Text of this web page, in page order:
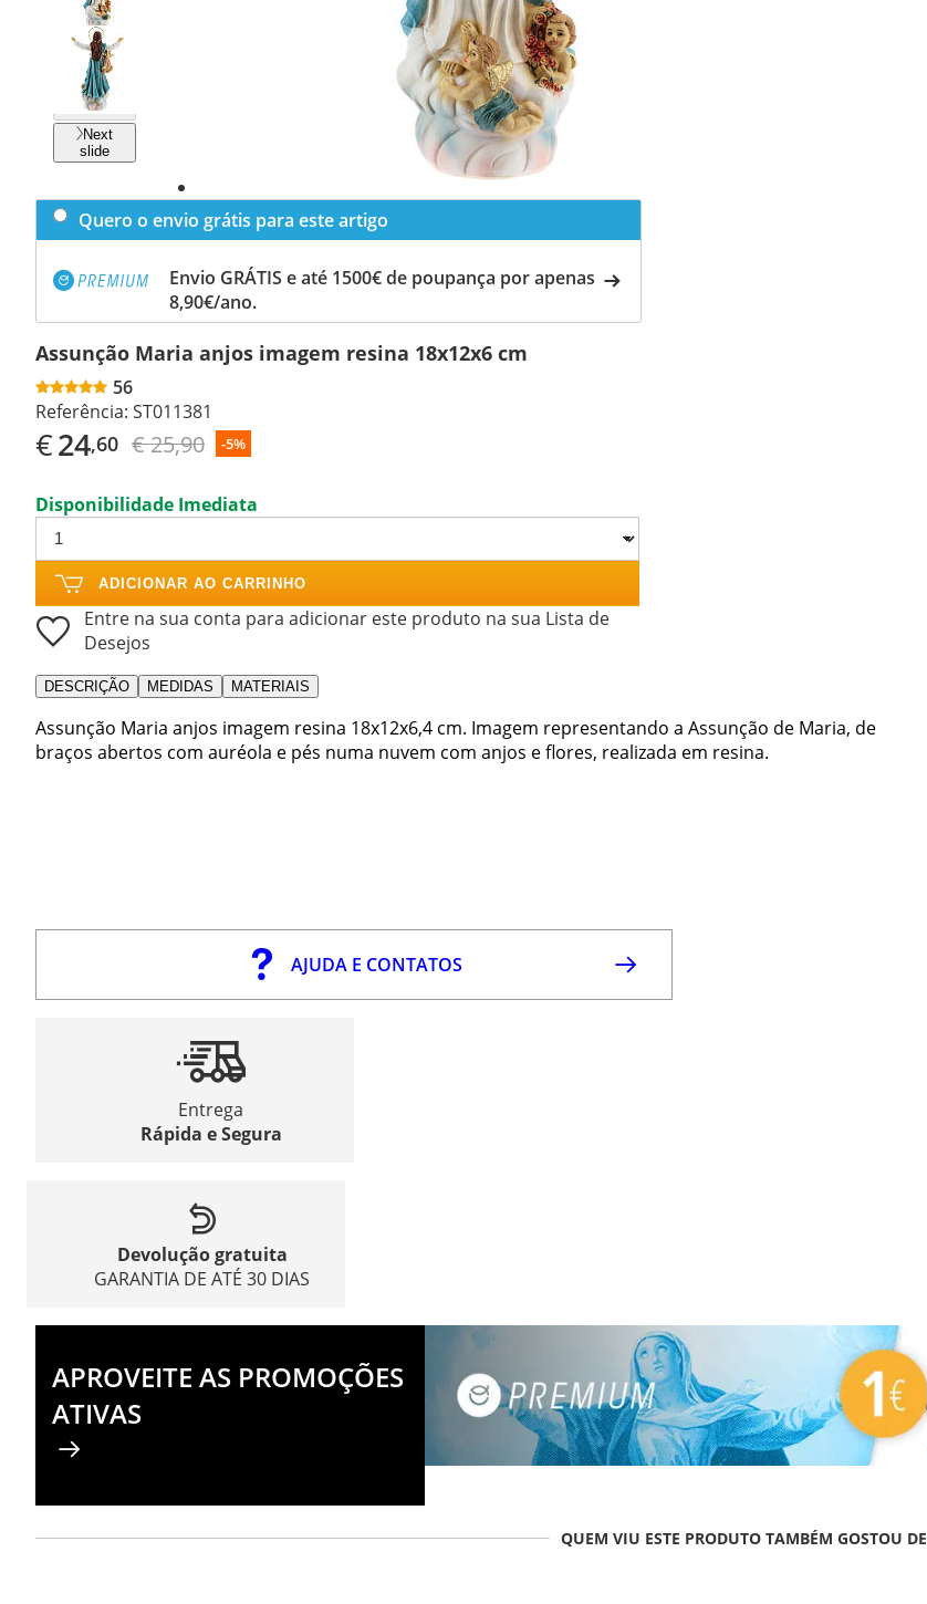
Previous
slide
Next
slide
Quero o envio grátis para este artigo
Envio GRÁTIS e até 1500€ de poupança por apenas
8,90€/ano.
Assunção Maria anjos imagem resina 18x12x6 cm
56
Referência: ST011381
€24,60 € 25,90 -5%
Disponibilidade Imediata
ADICIONAR AO CARRINHO
Entre na sua conta para adicionar este produto na sua Lista de
Desejos
DESCRIÇÃO MEDIDAS MATERIAIS
Assunção Maria anjos imagem resina 18x12x6,4 cm. Imagem representando a Assunção de Maria, de
braços abertos com auréola e pés numa nuvem com anjos e flores, realizada em resina.
AJUDA E CONTATOS
Entrega
Rápida e Segura
Devolução gratuita
GARANTIA DE ATÉ 30 DIAS
APROVEITE AS PROMOÇÕES
ATIVAS
QUEM VIU ESTE PRODUTO TAMBÉM GOSTOU DE